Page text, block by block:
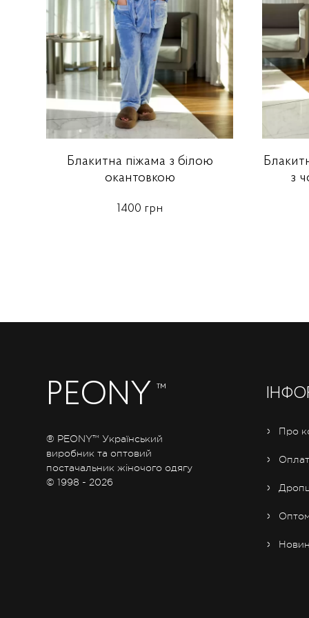
Блакитна піжама з білою
окантовкою
1400 грн
з
PEONY ™
® PEONY™ Український
виробник та оптовий
постачальник жіночого одягу
© 1998 - 2026
Про